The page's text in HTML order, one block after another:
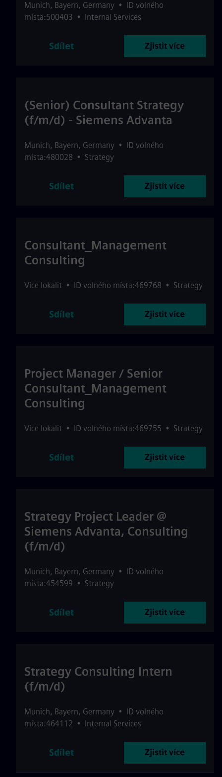
Munich, Bayern, Germany • ID volného
místa:500403 • Internal Services
Sdílet Zjistit více
(Senior) Consultant Strategy
(f/m/d) - Siemens Advanta
Munich, Bayern, Germany • ID volného
místa:480028 • Strategy
Sdílet Zjistit více
Consultant_Management
Consulting
Více lokalit • ID volného místa:469768 • Strategy
Sdílet Zjistit více
Project Manager / Senior
Consultant_Management
Consulting
Více lokalit • ID volného místa:469755 • Strategy
Sdílet Zjistit více
Strategy Project Leader @
Siemens Advanta, Consulting
(f/m/d)
Munich, Bayern, Germany • ID volného
místa:454599 • Strategy
Sdílet Zjistit více
Strategy Consulting Intern
(f/m/d)
Munich, Bayern, Germany • ID volného
místa:464112 • Internal Services
Sdílet Zjistit více